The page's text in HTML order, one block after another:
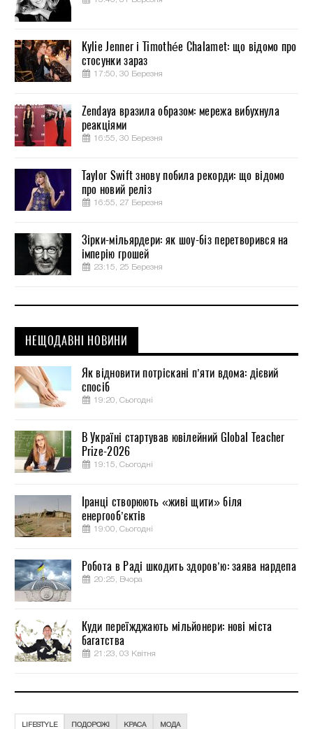
Kylie Jenner і Timothée Chalamet: що відомо про
стосунки зараз
17:50, 30 Березня
Zendaya вразила образом: мережа вибухнула
реакціями
16:55, 30 Березня
Taylor Swift знову побила рекорди: що відомо
про новий реліз
16:55, 27 Березня
Зірки-мільярдери: як шоу-біз перетворився на
імперію грошей
23:15, 25 Березня
НЕЩОДАВНІ НОВИНИ
Як відновити потріскані п’яти вдома: дієвий
спосіб
19:20, Сьогодні
В Україні стартував ювілейний Global Teacher
Prize-2026
19:15, Сьогодні
Іранці створюють «живі щити» біля
енергооб’єктів
19:00, Сьогодні
Робота в Раді шкодить здоров’ю: заява нардепа
20:25, Вчора
Куди переїжджають мільйонери: нові міста
багатства
21:23, 03 Квітня
LIFESTYLE ПОДОРОЖІ КРАСА МОДА